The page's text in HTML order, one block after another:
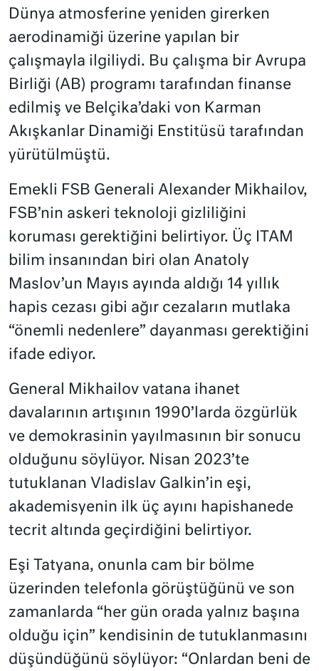
Dünya atmosferine yeniden girerken
aerodinamiği üzerine yapılan bir
çalışmayla ilgiliydi. Bu çalışma bir Avrupa
Birliği (AB) programı tarafından finanse
edilmiş ve Belçika’daki von Karman
Akışkanlar Dinamiği Enstitüsü tarafından
yürütülmüştü.
Emekli FSB Generali Alexander Mikhailov,
FSB’nin askeri teknoloji gizliliğini
koruması gerektiğini belirtiyor. Üç ITAM
bilim insanından biri olan Anatoly
Maslov’un Mayıs ayında aldığı 14 yıllık
hapis cezası gibi ağır cezaların mutlaka
“önemli nedenlere” dayanması gerektiğini
ifade ediyor.
General Mikhailov vatana ihanet
davalarının artışının 1990’larda özgürlük
ve demokrasinin yayılmasının bir sonucu
olduğunu söylüyor. Nisan 2023’te
tutuklanan Vladislav Galkin’in eşi,
akademisyenin ilk üç ayını hapishanede
tecrit altında geçirdiğini belirtiyor.
Eşi Tatyana, onunla cam bir bölme
üzerinden telefonla görüştüğünü ve son
zamanlarda “her gün orada yalnız başına
olduğu için” kendisinin de tutuklanmasını
düşündüğünü söylüyor: “Onlardan beni de